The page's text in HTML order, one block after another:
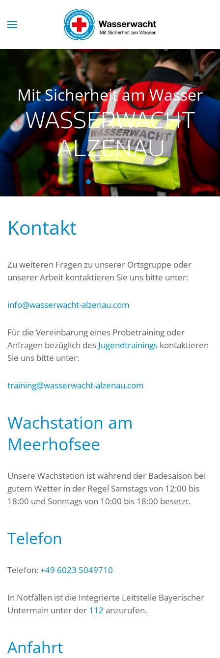
Skip to main content
Mit Sicherheit am Wasser
WASSERWACHT
ALZENAU
Wasserwacht Alzenau
Wasserwacht Alzenau
Wasserwacht Alzenau
Wasserwacht Alzenau
Wasserwacht Alzenau
Kontakt
Zu weiteren Fragen zu unserer Ortsgruppe oder
unserer Arbeit kontaktieren Sie uns bitte unter:
info@wasserwacht-alzenau.com
Für die Vereinbarung eines Probetraining oder
Anfragen bezüglich des Jugendtrainings kontaktieren
Sie uns bitte unter:
training@wasserwacht-alzenau.com
Wachstation am
Meerhofsee
Unsere Wachstation ist während der Badesaison bei
gutem Wetter in der Regel Samstags von 12:00 bis
18:00 und Sonntags von 10:00 bis 18:00 besetzt.
Telefon
Telefon: +49 6023 5049710
In Notfällen ist die Integrierte Leitstelle Bayerischer
Untermain unter der 112 anzurufen.
Anfahrt